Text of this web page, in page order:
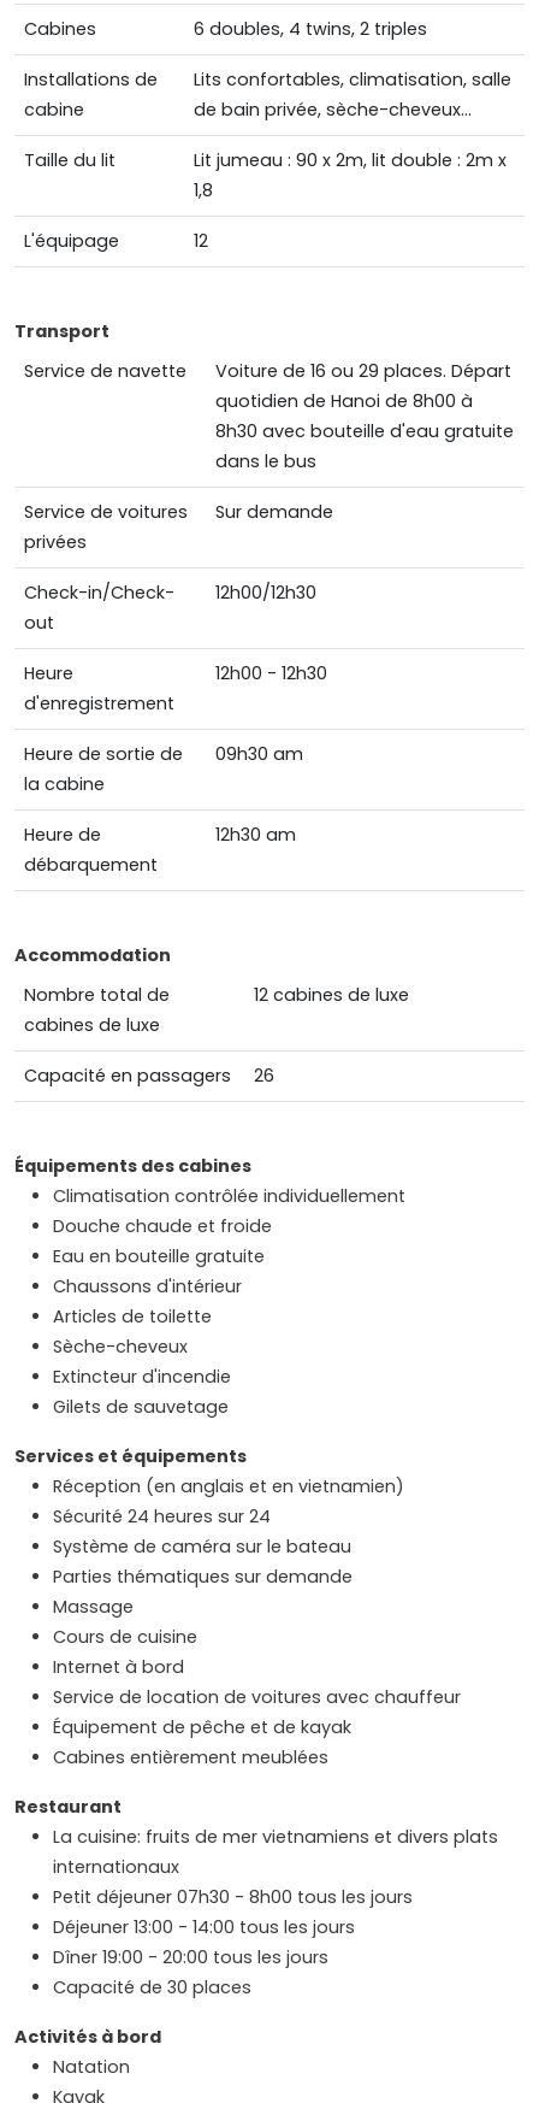
Cabines 6 doubles, 4 twins, 2 triples
Installations de
cabine
Lits confortables, climatisation, salle
de bain privée, sèche-cheveux...
Taille du lit
Lit jumeau : 90 x 2m, lit double : 2m x
1,8
L'équipage 12
Transport
Service de navette
Voiture de 16 ou 29 places. Départ
quotidien de Hanoi de 8h00 à
8h30 avec bouteille d'eau gratuite
dans le bus
Service de voitures
privées
Sur demande
Check-in/Check-
out
12h00/12h30
Heure
d'enregistrement
12h00 - 12h30
Heure de sortie de
la cabine
09h30 am
Heure de
débarquement
12h30 am
Accommodation
Nombre total de
cabines de luxe
12 cabines de luxe
Capacité en passagers 26
Équipements des cabines
Climatisation contrôlée individuellement
Douche chaude et froide
Eau en bouteille gratuite
Chaussons d'intérieur
Articles de toilette
Sèche-cheveux
Extincteur d'incendie
Gilets de sauvetage
Services et équipements
Réception (en anglais et en vietnamien)
Sécurité 24 heures sur 24
Système de caméra sur le bateau
Parties thématiques sur demande
Massage
Cours de cuisine
Internet à bord
Service de location de voitures avec chauffeur
Équipement de pêche et de kayak
Cabines entièrement meublées
Restaurant
La cuisine: fruits de mer vietnamiens et divers plats
internationaux
Petit déjeuner 07h30 - 8h00 tous les jours
Déjeuner 13:00 - 14:00 tous les jours
Dîner 19:00 - 20:00 tous les jours
Capacité de 30 places
Activités à bord
Natation
Kayak